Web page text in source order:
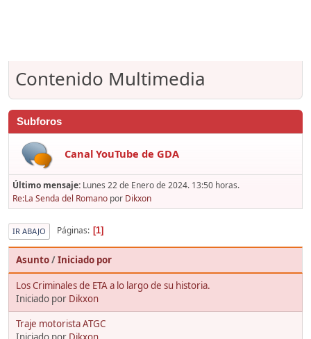
Contenido Multimedia
Subforos
Canal YouTube de GDA
Último mensaje: Lunes 22 de Enero de 2024. 13:50 horas.
Re:La Senda del Romano por Dikxon
IR ABAJO Páginas 1
Asunto/Iniciado por
Los Criminales de ETA a lo largo de su historia.
Iniciado por Dikxon
Traje motorista ATGC